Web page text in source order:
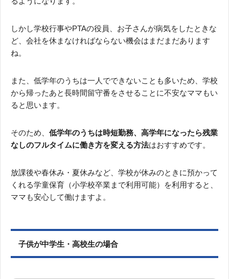
しかし学校行事やPTAの役員、お子さんが病気をしたときな
ど、会社を休まなければならない機会はまだまだあります
ね。
また、低学年のうちは一人でできないことも多いため、学校
から帰ったあと長時間留守番をさせることに不安なママもい
ると思います。
そのため、 低学年のうちは時短勤務、高学年になったら残業
なしのフルタイムに働き方を変える方法はおすすめです。
放課後や春休み・夏休みなど、学校が休みのときに預かって
くれる学童保育（小学校卒業まで利用可能）を利用すると、
ママも安心して働けますよ。
子供が中学生・高校生の場合